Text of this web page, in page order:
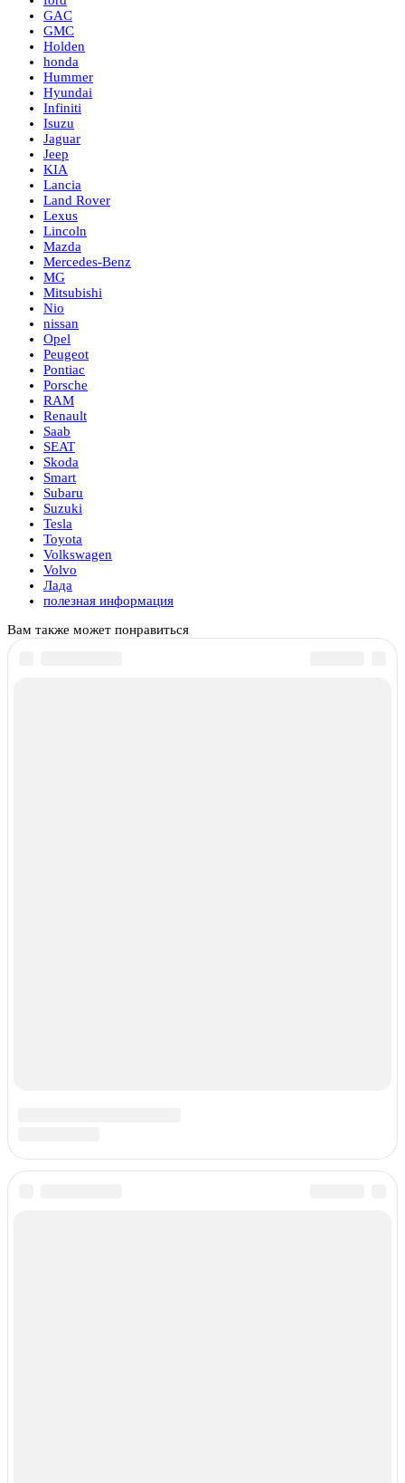
GAC
GMC
Holden
honda
Hummer
Hyundai
Infiniti
Isuzu
Jaguar
Jeep
KIA
Lancia
Land Rover
Lexus
Lincoln
Mazda
Mercedes-Benz
MG
Mitsubishi
Nio
nissan
Opel
Peugeot
Pontiac
Porsche
RAM
Renault
Saab
SEAT
Skoda
Smart
Subaru
Suzuki
Tesla
Toyota
Volkswagen
Volvo
Лада
полезная информация
Вам также может понравиться